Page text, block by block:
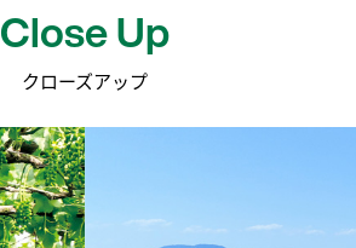
Close Up
クローズアップ